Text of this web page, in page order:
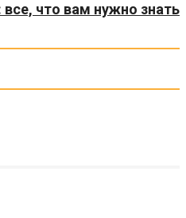
что вам нужно знать